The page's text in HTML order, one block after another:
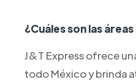
¿Cuáles son las
J&T Express ofrece
todo México y brinda